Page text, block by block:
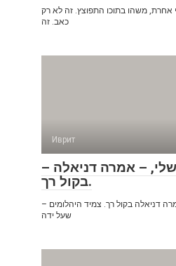
אחרת, משהו בתוכו התפוצץ. זה לא רק
כאב. זה
Иврит
– בוא אליי, מתוק שלי, – אמרה דניאלה
בקול רך.
– בוא אליי, מתוק שלי, – אמרה דניאלה בקול רך. צמיד היהלומים
שעל ידה